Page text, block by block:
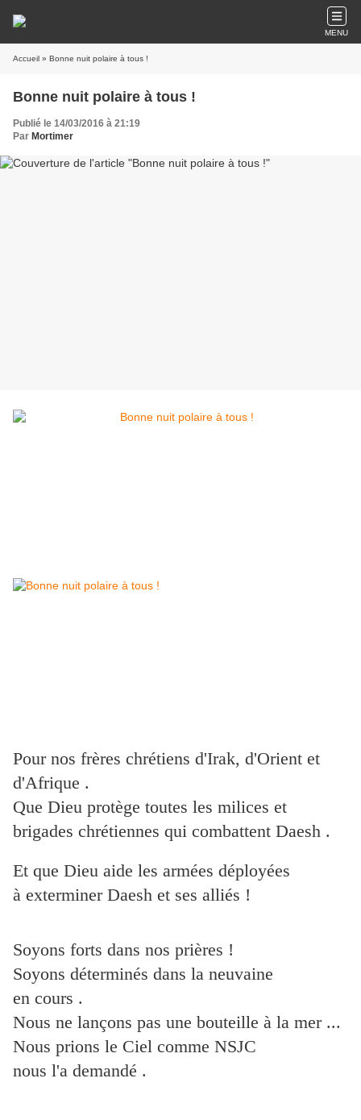
MENU
Accueil » Bonne nuit polaire à tous !
Bonne nuit polaire à tous !
Publié le 14/03/2016 à 21:19
Par Mortimer
Pour nos frères chrétiens d'Irak, d'Orient et
d'Afrique .
Que Dieu protège toutes les milices et
brigades chrétiennes qui combattent Daesh .
Et que Dieu aide les armées déployées
à exterminer Daesh et ses alliés !
Soyons forts dans nos prières !
Soyons déterminés dans la neuvaine
en cours .
Nous ne lançons pas une bouteille à la mer ...
Nous prions le Ciel comme NSJC
nous l'a demandé .